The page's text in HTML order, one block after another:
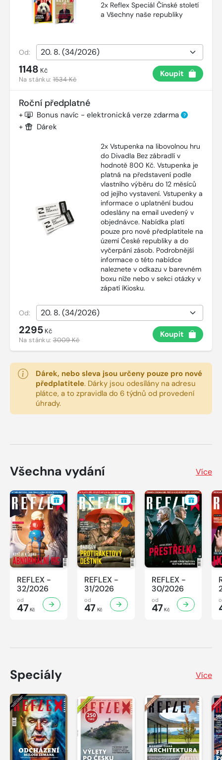
2x Reflex Speciál Čínské století
a Všechny naše republiky
Od:
1148 Kč
Na stánku:1534 Kč
Koupit
Roční předplatné
+ Bonus navíc - elektronická verze zdarma ?
+ Dárek
2x Vstupenka na libovolnou hru
do Divadla Bez zábradlí v
hodnotě 800 Kč. Vstupenka je
platná na představení podle
vlastního výběru do 12 měsíců
od jejího vystavení. Vstupenky a
informace o uplatnění budou
odeslány na email uvedený v
objednávce. Nabídka platí
pouze pro nové předplatitele na
území České republiky a do
vyčerpání zásob. Podrobnější
informace o této nabídce
naleznete v odkazu v barevném
boxu níže nebo v sekci otázky v
zápatí íKiosku.
Od:
2295 Kč
Na stánku:3009 Kč
Koupit
Dárek, nebo sleva jsou určeny pouze pro nové
předplatitele. Dárky jsou odesílány na adresu
plátce, a to zpravidla do 6 týdnů od provedení
úhrady.
Všechna vydání Více
REFLEX -
32/2026
od
47 Kč
REFLEX -
31/2026
od
47 Kč
REFLEX -
30/2026
od
47Kč
Speciály Více